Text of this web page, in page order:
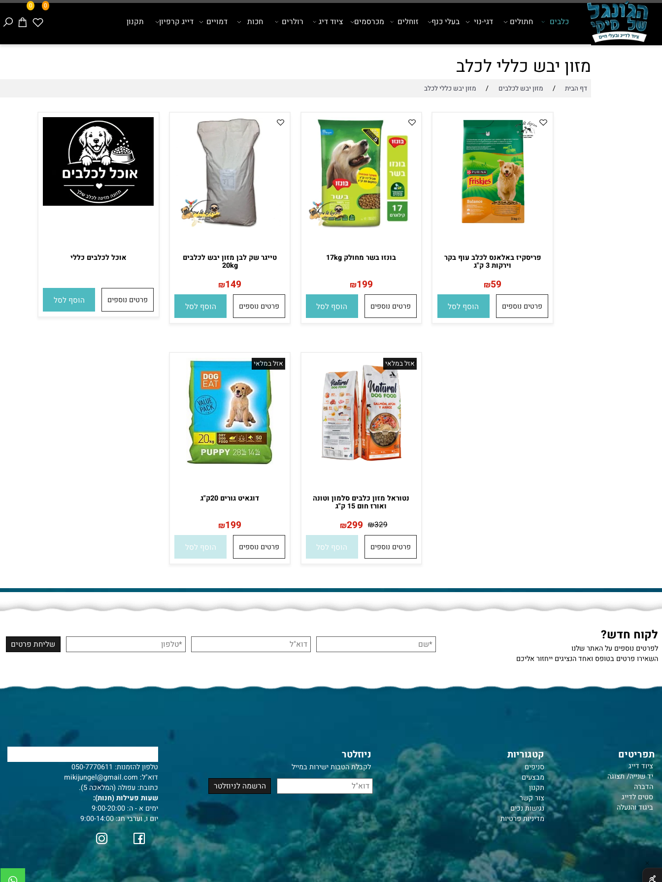
0 0
כלבים חתולים דגי-נוי בעלי כנף זוחלים מכרסמים ציוד דיג רולרים חכות דמויים דייג קרפיון תקנון
מזון יבש כללי לכלב
/ מזון יבש לכלבים / מזון יבש כללי לכלב
פריסקיז באלאנס לכלב עוף בקר
₪59
פרטים נוספים הוסף לסל
₪199
פרטים נוספים הוסף לסל
טייגר שק לבן מזון יבש לכלבים
₪149
פרטים נוספים הוסף לסל
פרטים נוספים הוסף לסל
נטוראל מזון כלבים סלמון וטונה
ואורז חום 15 ק"ג
₪ 329
299
אזל במלאי
דוגאיט גורים 20ק"ג
199
חדש?
בטופס ואחד הנציגים ייחזור אליכם
תצוגה
קטגוריות
סניפים
מבצעים
תקנון
גישות נכים
מדיניות פרטיות
ניוזלטר
לקבלת הטבות ישירות במייל
צרו איתנו קשר
טלפון להזמנות:050-7770611
דוא"ל: mikijungel@gmail.com
כתובת: עפולה (המלאכה 5).
שעות פעילות (חנות):
ימים א - ה: 9:00-20:00
יום ו, וערבי חג: 9:00-14:00